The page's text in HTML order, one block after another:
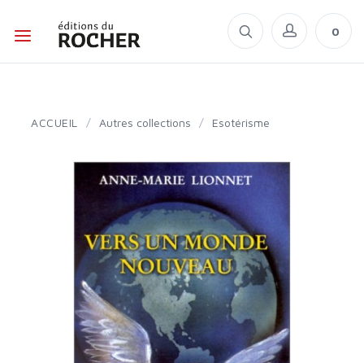
0
ACCUEIL / Autres collections / Esotérisme